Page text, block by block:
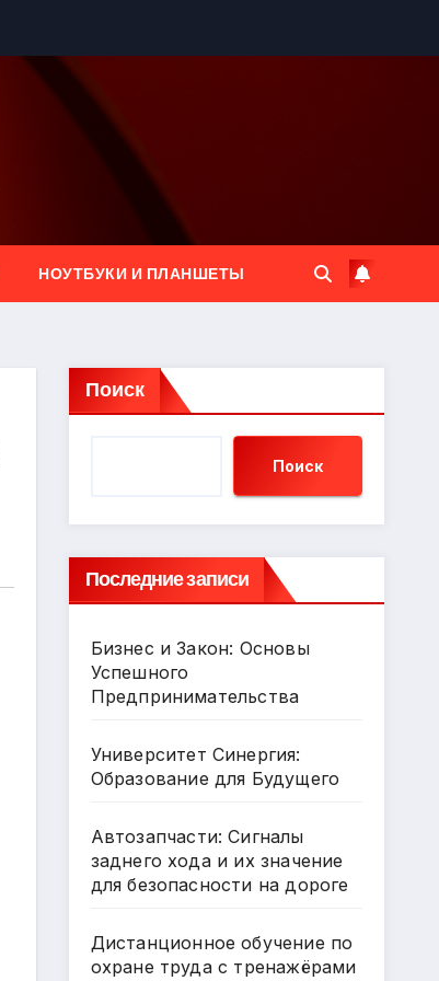
НОУТБУКИ И ПЛАНШЕТЫ
Поиск
Поиск
Последние записи
Бизнес и Закон: Основы
Успешного
Предпринимательства
Университет Синергия:
Образование для Будущего
Автозапчасти: Сигналы
заднего хода и их значение
для безопасности на дороге
Дистанционное обучение по
охране труда с тренажёрами